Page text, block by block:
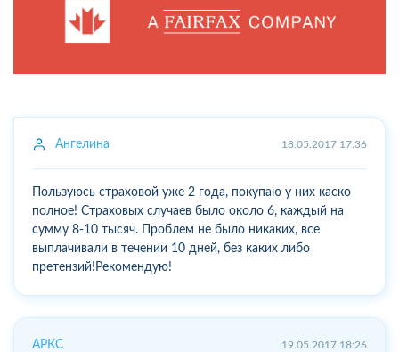
Ангелина 18.05.2017 17:36
Пользуюсь страховой уже 2 года, покупаю у них каско
полное! Страховых случаев было около 6, каждый на
сумму 8-10 тысяч. Проблем не было никаких, все
выплачивали в течении 10 дней, без каких либо
претензий!Рекомендую!
АРКС 19.05.2017 18:26